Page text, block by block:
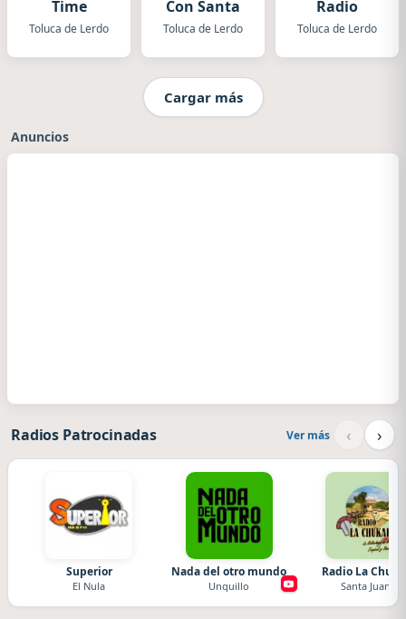
Time
Toluca de Lerdo
Con Santa
Toluca de Lerdo
Radio
Toluca de Lerdo
Cargar más
Anuncios
Radios Patrocinadas Ver más ‹ ›
Superior
El Nula
Nada del otro mundo
Unquillo
Radio La
Santa Juana